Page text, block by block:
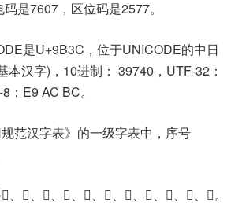
是7607，区位码是2577。
是U+9B3C，位于UNICODE的中日
本汉字)，10进制： 39740，UTF-32：
E9 AC BC。
规范汉字表》的一级字表中，序号
𢝾、𢧩、𣆠、𤱲、𩲚、𩲞、𩲡、𩳉、𩳹、𩴿。